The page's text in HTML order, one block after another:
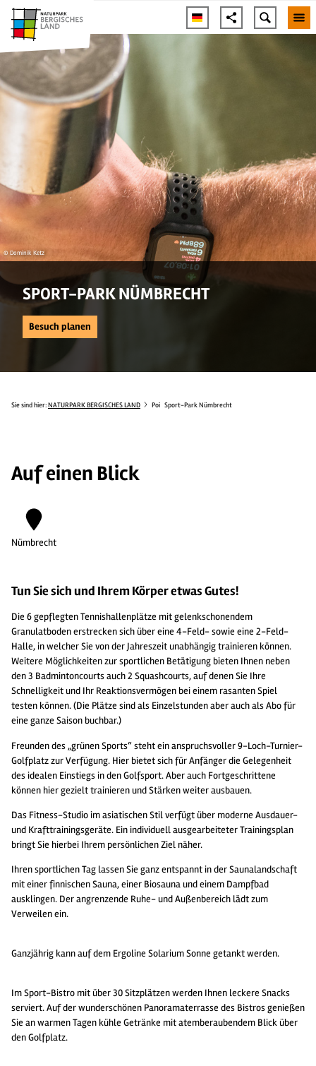
© Dominik Ketz
SPORT-PARK NÜMBRECHT
Besuch planen
Sie sind hier:NATURPARK BERGISCHES LAND Poi Sport-Park Nümbrecht
Auf einen Blick
Nümbrecht
Tun Sie sich und Ihrem Körper etwas Gutes!
Die 6 gepflegten Tennishallenplätze mit gelenkschonendem
Granulatboden erstrecken sich über eine 4-Feld- sowie eine 2-Feld-
Halle, in welcher Sie von der Jahreszeit unabhängig trainieren können.
Weitere Möglichkeiten zur sportlichen Betätigung bieten Ihnen neben
den 3 Badmintoncourts auch 2 Squashcourts, auf denen Sie Ihre
Schnelligkeit und Ihr Reaktionsvermögen bei einem rasanten Spiel
testen können. (Die Plätze sind als Einzelstunden aber auch als Abo für
eine ganze Saison buchbar.)
Freunden des „grünen Sports“ steht ein anspruchsvoller 9-Loch-Turnier-
Golfplatz zur Verfügung. Hier bietet sich für Anfänger die Gelegenheit
des idealen Einstiegs in den Golfsport. Aber auch Fortgeschrittene
können hier gezielt trainieren und Stärken weiter ausbauen.
Das Fitness-Studio im asiatischen Stil verfügt über moderne Ausdauer-
und Krafttrainingsgeräte. Ein individuell ausgearbeiteter Trainingsplan
bringt Sie hierbei Ihrem persönlichen Ziel näher.
Ihren sportlichen Tag lassen Sie ganz entspannt in der Saunalandschaft
mit einer finnischen Sauna, einer Biosauna und einem Dampfbad
ausklingen. Der angrenzende Ruhe- und Außenbereich lädt zum
Verweilen ein.
Ganzjährig kann auf dem Ergoline Solarium Sonne getankt werden.
Im Sport-Bistro mit über 30 Sitzplätzen werden Ihnen leckere Snacks
serviert. Auf der wunderschönen Panoramaterrasse des Bistros genießen
Sie an warmen Tagen kühle Getränke mit atemberaubendem Blick über
den Golfplatz.